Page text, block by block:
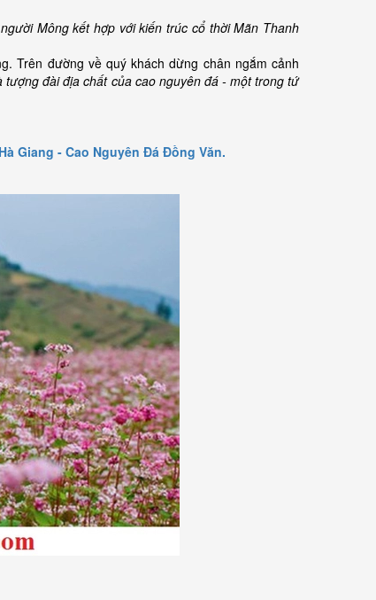
Mông kết hợp với kiến trúc cổ thời Mãn Thanh
Trên đường về quý khách dừng chân ngắm cảnh
tượng đài địa chất của cao nguyên đá - một trong tứ
Giang - Cao Nguyên Đá Đồng Văn.